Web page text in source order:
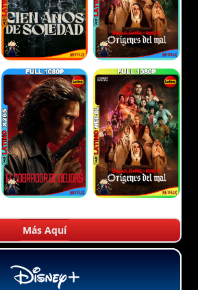
Más Aquí